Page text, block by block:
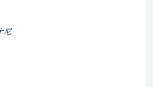
尼